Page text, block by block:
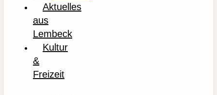
Aktuelles
aus
Lembeck
Kultur
&
Freizeit